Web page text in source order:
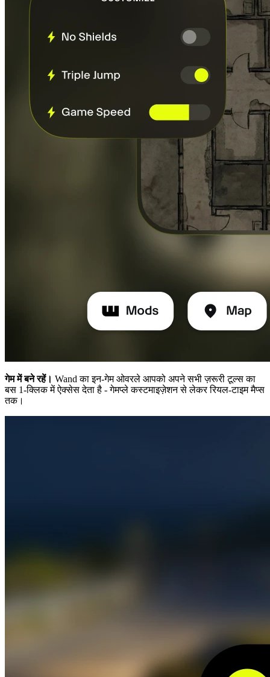
गेम में बने रहें। Wand का इन-गेम ओवरले आपको अपने सभी ज़रूरी टूल्स का
बस 1-क्लिक में ऐक्सेस देता है - गेमप्ले कस्टमाइज़ेशन से लेकर रियल-टाइम मैप्स
तक।